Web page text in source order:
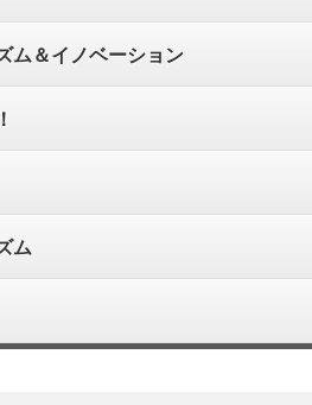
ム＆イノベーション
ム